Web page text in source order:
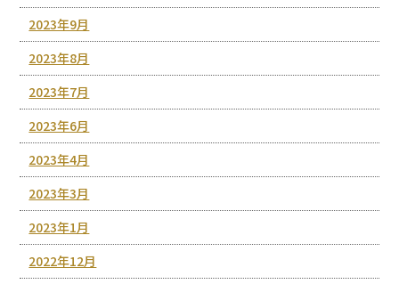
2023年9月
2023年8月
2023年7月
2023年6月
2023年4月
2023年3月
2023年1月
2022年12月